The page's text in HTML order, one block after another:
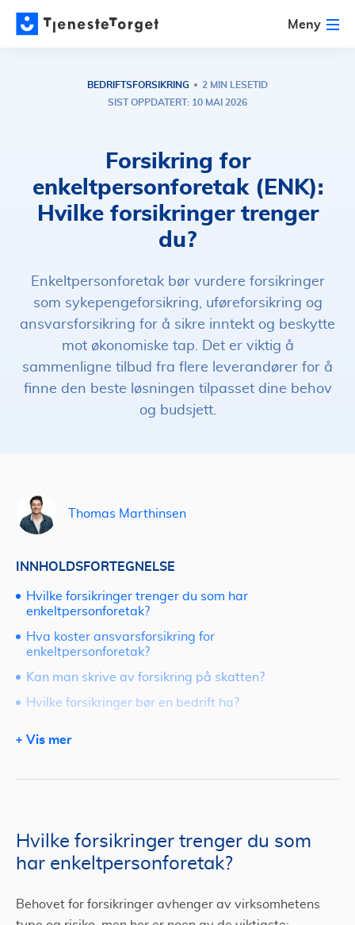
Meny
BEDRIFTSFORSIKRING
2 MIN LESETID
SIST OPPDATERT: 10 MAI 2026
Forsikring for
enkeltpersonforetak (ENK):
Hvilke forsikringer trenger
du?
Enkeltpersonforetak bør vurdere forsikringer
som sykepengeforsikring, uføreforsikring og
ansvarsforsikring for å sikre inntekt og beskytte
mot økonomiske tap. Det er viktig å
sammenligne tilbud fra flere leverandører for å
finne den beste løsningen tilpasset dine behov
og budsjett.
Hvilke forsikringer trenger du som
har enkeltpersonforetak?
Behovet for forsikringer avhenger av virksomhetens
Thomas Marthinsen
INNHOLDSFORTEGNELSE
Hvilke forsikringer trenger du som har
enkeltpersonforetak?
Hva koster ansvarsforsikring for
enkeltpersonforetak?
Kan man skrive av forsikring på skatten?
Hvilke forsikringer bør en bedrift ha?
Vis mer